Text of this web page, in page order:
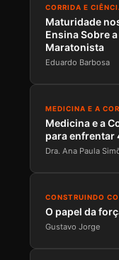
CORRIDA E
Maturidade
Ensina Sobre
Maratonista
Eduardo Barbosa
MEDICINA E A
Medicina e a
para enfrentar
Dra. Ana Paula
CONSTRUINDO
O papel da
Gustavo Jorge